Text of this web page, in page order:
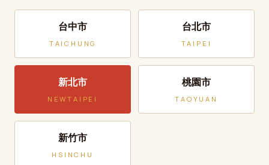
台中市
TAICHUNG
台北市
TAIPEI
新北市
NEWTAIPEI
桃園市
TAOYUAN
新竹市
HSINCHU